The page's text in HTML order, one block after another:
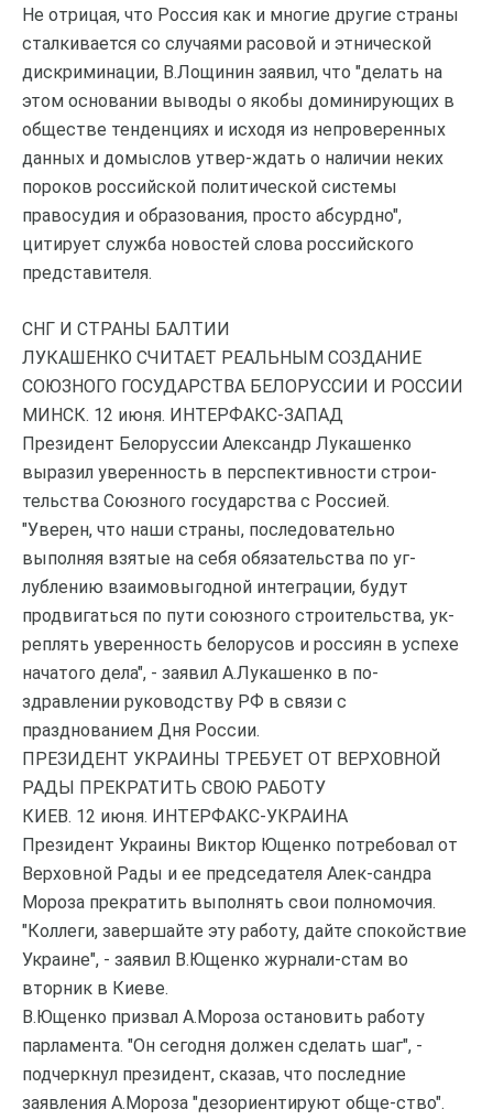
Не отрицая, что Россия как и многие другие страны
сталкивается со случаями расовой и этнической
дискриминации, В.Лощинин заявил, что "делать на
этом основании выводы о якобы доминирующих в
обществе тенденциях и исходя из непроверенных
данных и домыслов утвер-ждать о наличии неких
пороков российской политической системы
правосудия и образования, просто абсурдно",
цитирует служба новостей слова российского
представителя.
СНГ И СТРАНЫ БАЛТИИ
ЛУКАШЕНКО СЧИТАЕТ РЕАЛЬНЫМ СОЗДАНИЕ
СОЮЗНОГО ГОСУДАРСТВА БЕЛОРУССИИ И РОССИИ
МИНСК. 12 июня. ИНТЕРФАКС-ЗАПАД
Президент Белоруссии Александр Лукашенко
выразил уверенность в перспективности строи-
тельства Союзного государства с Россией.
"Уверен, что наши страны, последовательно
выполняя взятые на себя обязательства по уг-
лублению взаимовыгодной интеграции, будут
продвигаться по пути союзного строительства, ук-
реплять уверенность белорусов и россиян в успехе
начатого дела", - заявил А.Лукашенко в по-
здравлении руководству РФ в связи с
празднованием Дня России.
ПРЕЗИДЕНТ УКРАИНЫ ТРЕБУЕТ ОТ ВЕРХОВНОЙ
РАДЫ ПРЕКРАТИТЬ СВОЮ РАБОТУ
КИЕВ. 12 июня. ИНТЕРФАКС-УКРАИНА
Президент Украины Виктор Ющенко потребовал от
Верховной Рады и ее председателя Алек-сандра
Мороза прекратить выполнять свои полномочия.
"Коллеги, завершайте эту работу, дайте спокойствие
Украине", - заявил В.Ющенко журнали-стам во
вторник в Киеве.
В.Ющенко призвал А.Мороза остановить работу
парламента. "Он сегодня должен сделать шаг", -
подчеркнул президент, сказав, что последние
заявления А.Мороза "дезориентируют обще-ство".